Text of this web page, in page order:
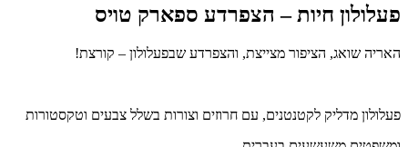
פעלולון חיות – הצפרדע ספארק טויס
האריה שואג, הציפור מצייצת, והצפרדע שבפעלולון – קורצת!
פעלולון מדליק לקטנטנים, עם חרוזים וצורות בשלל צבעים וטקסטורות